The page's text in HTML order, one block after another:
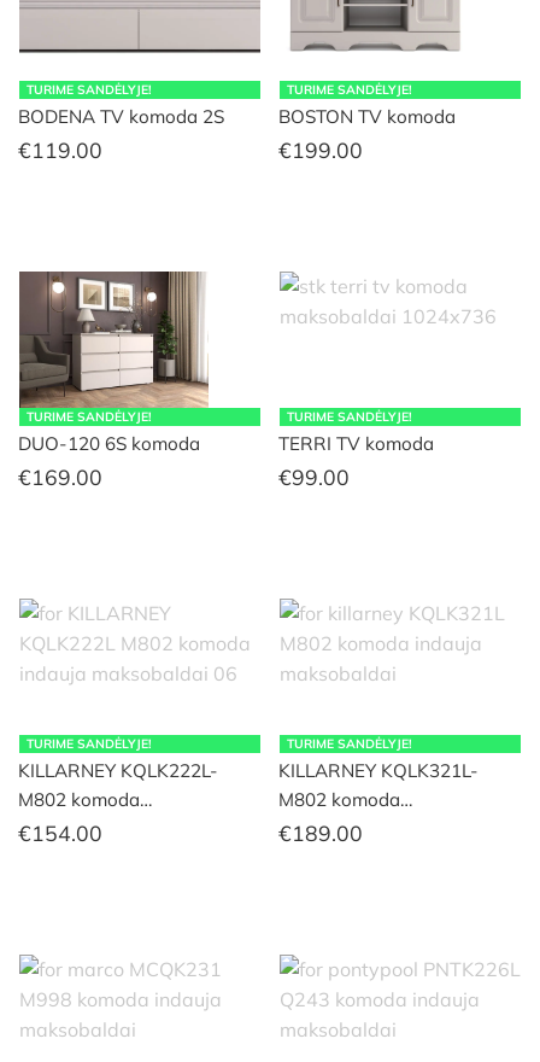
TURIME SANDĖLYJE!
BODENA TV komoda 2S
€119.00
TURIME SANDĖLYJE!
BOSTON TV komoda
€199.00
TURIME SANDĖLYJE!
DUO-120 6S komoda
€169.00
TURIME SANDĖLYJE!
TERRI TV komoda
€99.00
TURIME SANDĖLYJE!
KILLARNEY KQLK222L-
M802 komoda…
€154.00
TURIME SANDĖLYJE!
KILLARNEY KQLK321L-
M802 komoda…
€189.00